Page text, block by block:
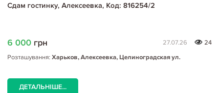
Сдам гостинку, Алексеевка, Код: 816254/2
6 000 грн 27.07.26
24
Розташування: Харьков, Алексеевка, Целиноградская ул.
ДЕТАЛЬНІШЕ...